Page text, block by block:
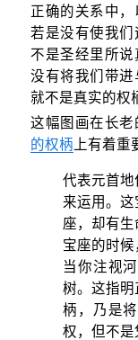
正确的关系中，
若是没有使我
不是圣经里所
没有将我们带进
就不是真实的权
这幅图画在长
的权柄 上有着重
代表元首
来运用。
座，却有
宝座的时
当你注视
树。这指
柄，乃是
权，但不